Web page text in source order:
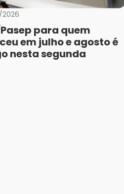
para quem
em julho e agosto é
nesta segunda